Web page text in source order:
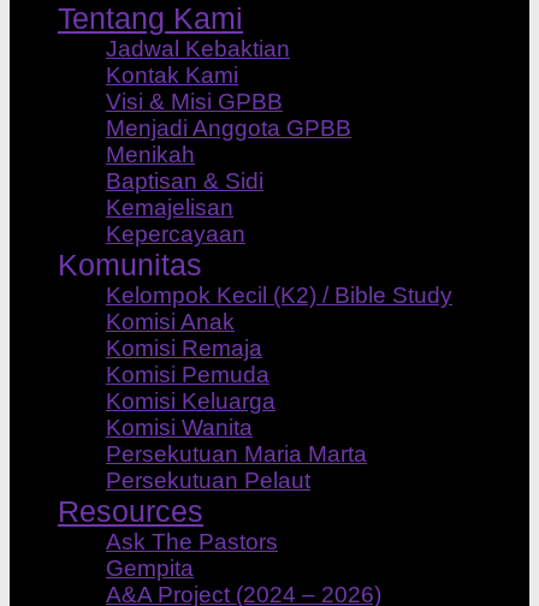
Tentang Kami
Jadwal Kebaktian
Kontak Kami
Visi & Misi GPBB
Menjadi Anggota GPBB
Menikah
Baptisan & Sidi
Kemajelisan
Kepercayaan
Komunitas
Kelompok Kecil (K2) / Bible Study
Komisi Anak
Komisi Remaja
Komisi Pemuda
Komisi Keluarga
Komisi Wanita
Persekutuan Maria Marta
Persekutuan Pelaut
Resources
Ask The Pastors
Gempita
A&A Project (2024 – 2026)